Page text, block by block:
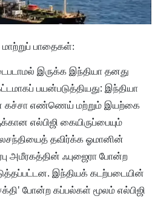
மாற்றுப் பாதைகள்:
இருக்க இந்தியா தனது
பயன்படுத்தியது: இந்தியா
கச்சா எண்ணெய் மற்றும் இயற்கை
எல்பிஜி கையிருப்பையும்
தவிர்க்க ஓமானின்
அமீரகத்தின் ஃபுஜைரா போன்ற
இந்தியக் கடற்படையின்
போன்ற கப்பல்கள் மூலம் எல்பிஜி